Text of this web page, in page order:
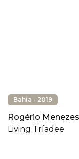
Bahia - 2019
Rogério Menezes
Living Tríadee